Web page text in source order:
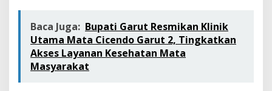
Baca Juga: Bupati Garut Resmikan Klinik
Utama Mata Cicendo Garut 2, Tingkatkan
Akses Layanan Kesehatan Mata
Masyarakat